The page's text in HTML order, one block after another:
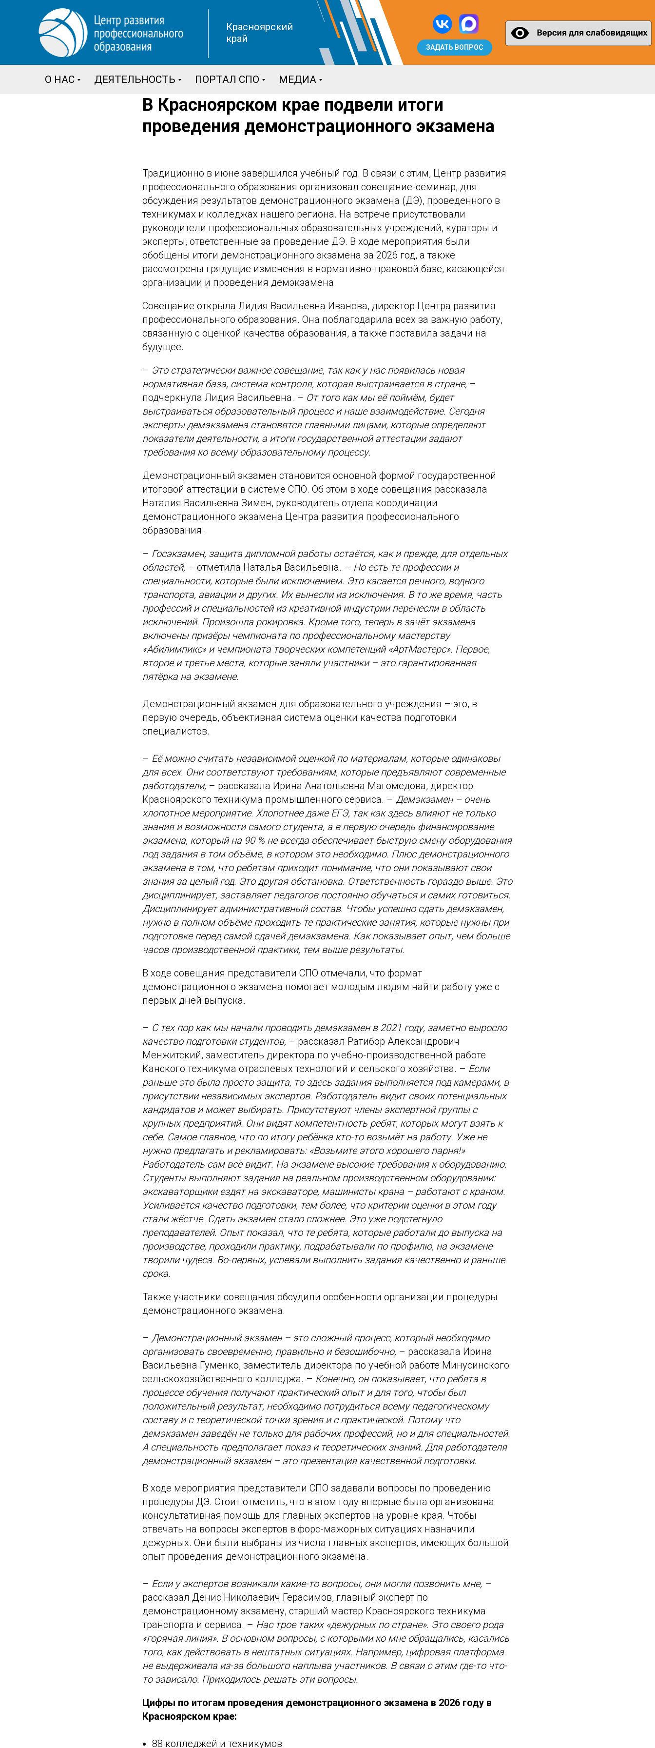
Красноярский
край
ЗАДАТЬ ВОПРОС
О НАС ДЕЯТЕЛЬНОСТЬ ПОРТАЛ СПО МЕДИА
В Красноярском крае подвели итоги
проведения демонстрационного экзамена
Традиционно в июне завершился учебный год. В связи с этим, Центр развития
профессионального образования организовал совещание-семинар, для
обсуждения результатов демонстрационного экзамена (ДЭ), проведенного в
техникумах и колледжах нашего региона. На встрече присутствовали
руководители профессиональных образовательных учреждений, кураторы и
эксперты, ответственные за проведение ДЭ. В ходе мероприятия были
обобщены итоги демонстрационного экзамена за 2026 год, а также
рассмотрены грядущие изменения в нормативно-правовой базе, касающейся
организации и проведения демэкзамена.
Совещание открыла Лидия Васильевна Иванова, директор Центра развития
профессионального образования. Она поблагодарила всех за важную работу,
связанную с оценкой качества образования, а также поставила задачи на
будущее.
– Это стратегически важное совещание, так как у нас появилась новая
нормативная база, система контроля, которая выстраивается в стране, –
подчеркнула Лидия Васильевна. – От того как мы её поймём, будет
выстраиваться образовательный процесс и наше взаимодействие. Сегодня
эксперты демэкзамена становятся главными лицами, которые определяют
показатели деятельности, а итоги государственной аттестации задают
требования ко всему образовательному процессу.
Демонстрационный экзамен становится основной формой государственной
итоговой аттестации в системе СПО. Об этом в ходе совещания рассказала
Наталия Васильевна Зимен, руководитель отдела координации
демонстрационного экзамена Центра развития профессионального
образования.
– Госэкзамен, защита дипломной работы остаётся, как и прежде, для отдельных
областей, – отметила Наталья Васильевна. – Но есть те профессии и
специальности, которые были исключением. Это касается речного, водного
транспорта, авиации и других. Их вынесли из исключения. В то же время, часть
профессий и специальностей из креативной индустрии перенесли в область
исключений. Произошла рокировка. Кроме того, теперь в зачёт экзамена
включены призёры чемпионата по профессиональному мастерству
«Абилимпикс» и чемпионата творческих компетенций «АртМастерс». Первое,
второе и третье места, которые заняли участники – это гарантированная
пятёрка на экзамене.
Демонстрационный экзамен для образовательного учреждения – это, в
первую очередь, объективная система оценки качества подготовки
специалистов.
– Её можно считать независимой оценкой по материалам, которые одинаковы
для всех. Они соответствуют требованиям, которые предъявляют современные
работодатели, – рассказала Ирина Анатольевна Магомедова, директор
Красноярского техникума промышленного сервиса. – Демэкзамен – очень
хлопотное мероприятие. Хлопотнее даже ЕГЭ, так как здесь влияют не только
знания и возможности самого студента, а в первую очередь финансирование
экзамена, который на 90 % не всегда обеспечивает быструю смену оборудования
под задания в том объёме, в котором это необходимо. Плюс демонстрационного
экзамена в том, что ребятам приходит понимание, что они показывают свои
знания за целый год. Это другая обстановка. Ответственность гораздо выше. Это
дисциплинирует, заставляет педагогов постоянно обучаться и самих готовиться.
Дисциплинирует административный состав. Чтобы успешно сдать демэкзамен,
нужно в полном объёме проходить те практические занятия, которые нужны при
подготовке перед самой сдачей демэкзамена. Как показывает опыт, чем больше
часов производственной практики, тем выше результаты.
В ходе совещания представители СПО отмечали, что формат
демонстрационного экзамена помогает молодым людям найти работу уже с
первых дней выпуска.
– С тех пор как мы начали проводить демэкзамен в 2021 году, заметно выросло
качество подготовки студентов, – рассказал Ратибор Александрович
Менжитский, заместитель директора по учебно-производственной работе
Канского техникума отраслевых технологий и сельского хозяйства. – Если
раньше это была просто защита, то здесь задания выполняется под камерами, в
присутствии независимых экспертов. Работодатель видит своих потенциальных
кандидатов и может выбирать. Присутствуют члены экспертной группы с
крупных предприятий. Они видят компетентность ребят, которых могут взять к
себе. Самое главное, что по итогу ребёнка кто-то возьмёт на работу. Уже не
нужно предлагать и рекламировать: «Возьмите этого хорошего парня!»
Работодатель сам всё видит. На экзамене высокие требования к оборудованию.
Студенты выполняют задания на реальном производственном оборудовании:
экскаваторщики ездят на экскаваторе, машинисты крана – работают с краном.
Усиливается качество подготовки, тем более, что критерии оценки в этом году
стали жёстче. Сдать экзамен стало сложнее. Это уже подстегнуло
преподавателей. Опыт показал, что те ребята, которые работали до выпуска на
производстве, проходили практику, подрабатывали по профилю, на экзамене
творили чудеса. Во-первых, успевали выполнить задания качественно и раньше
срока.
Также участники совещания обсудили особенности организации процедуры
демонстрационного экзамена.
– Демонстрационный экзамен – это сложный процесс, который необходимо
организовать своевременно, правильно и безошибочно, – рассказала Ирина
Васильевна Гуменко, заместитель директора по учебной работе Минусинского
сельскохозяйственного колледжа. – Конечно, он показывает, что ребята в
процессе обучения получают практический опыт и для того, чтобы был
положительный результат, необходимо потрудиться всему педагогическому
составу и с теоретической точки зрения и с практической. Потому что
демэкзамен заведён не только для рабочих профессий, но и для специальностей.
А специальность предполагает показ и теоретических знаний. Для работодателя
демонстрационный экзамен – это презентация качественной подготовки.
В ходе мероприятия представители СПО задавали вопросы по проведению
процедуры ДЭ. Стоит отметить, что в этом году впервые была организована
консультативная помощь для главных экспертов на уровне края. Чтобы
отвечать на вопросы экспертов в форс-мажорных ситуациях назначили
дежурных. Они были выбраны из числа главных экспертов, имеющих большой
опыт проведения демонстрационного экзамена.
– Если у экспертов возникали какие-то вопросы, они могли позвонить мне, –
рассказал Денис Николаевич Герасимов, главный эксперт по
демонстрационному экзамену, старший мастер Красноярского техникума
транспорта и сервиса. – Нас трое таких «дежурных по стране». Это своего рода
«горячая линия». В основном вопросы, с которыми ко мне обращались, касались
того, как действовать в нештатных ситуациях. Например, цифровая платформа
не выдерживала из-за большого наплыва участников. В связи с этим где-то что-
то зависало. Приходилось решать эти вопросы.
Цифры по итогам проведения демонстрационного экзамена в 2026 году в
Красноярском крае:
88 колледжей и техникумов